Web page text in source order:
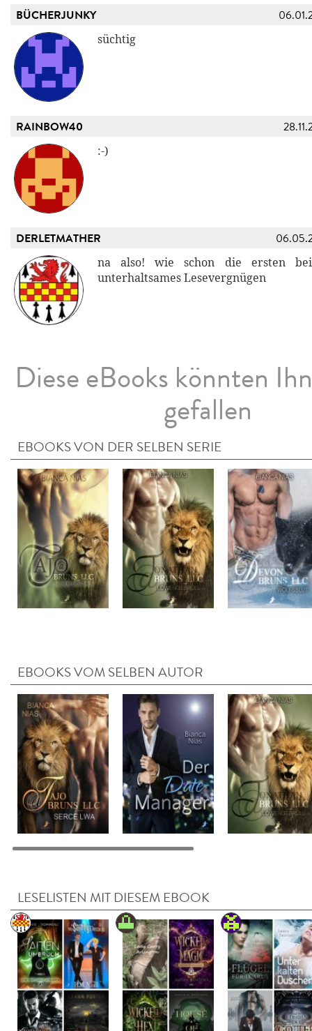
BÜCHERJUNKY
süchtig
RAINBOW40
:-)
DERLETMATHER
na also! wie schon die ersten
unterhaltsames Lesevergnügen
Diese eBooks könnten
gefallen
EBOOKS VON DER SELBEN SERIE
EBOOKS VOM SELBEN AUTOR
LESELISTEN MIT DIESEM EBOOK